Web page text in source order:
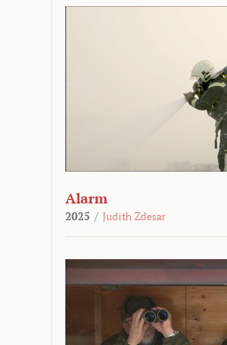
Alarm
2025 / Judith Zdesar